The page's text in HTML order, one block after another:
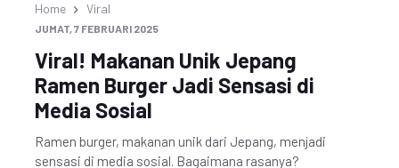
Home Viral
JUMAT, 7 FEBRUARI 2025
Viral! Makanan Unik Jepang
Ramen Burger Jadi Sensasi di
Media Sosial
Ramen burger, makanan unik dari Jepang, menjadi
sensasi di media sosial. Bagaimana rasanya?